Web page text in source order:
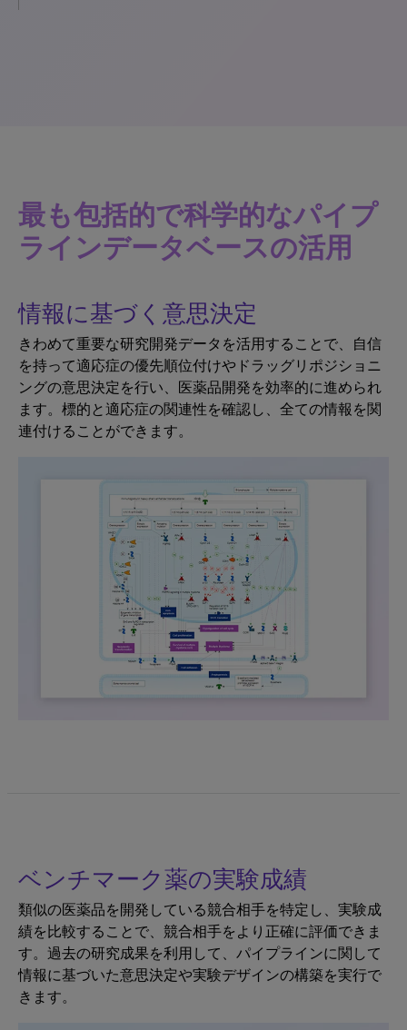
最も包括的で科学的なパイプ
ラインデータベースの活用
情報に基づく意思決定
きわめて重要な研究開発データを活用することで、自信
を持って適応症の優先順位付けやドラッグリポジショニ
ングの意思決定を行い、医薬品開発を効率的に進められ
ます。標的と適応症の関連性を確認し、全ての情報を関
連付けることができます。
ベンチマーク薬の実験成績
類似の医薬品を開発している競合相手を特定し、実験成
績を比較することで、競合相手をより正確に評価できま
す。過去の研究成果を利用して、パイプラインに関して
情報に基づいた意思決定や実験デザインの構築を実行で
きます。